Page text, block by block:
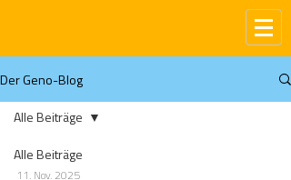
Der Geno-Blog
Alle Beiträge
Alle Beiträge
11. Nov. 2025